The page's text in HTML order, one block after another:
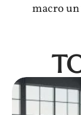
macro